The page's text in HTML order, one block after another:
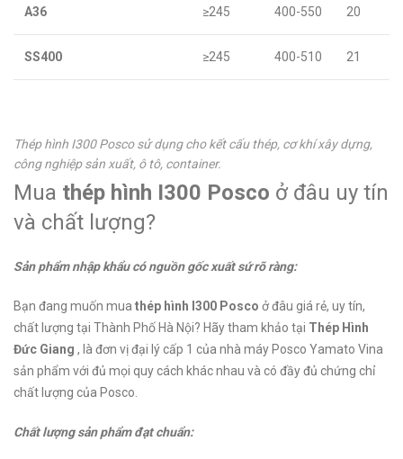
A36 ≥245 400-550 20
SS400 ≥245 400-510 21
Thép hình I300 Posco sử dụng cho kết cấu thép, cơ khí xây dựng,
công nghiệp sản xuất, ô tô, container.
Mua thép hình I300 Posco ở đâu uy tín
và chất lượng?
Sản phẩm nhập khẩu có nguồn gốc xuất sứ rõ ràng:
Bạn đang muốn mua thép hình I300 Posco ở đâu giá rẻ, uy tín,
chất lượng tại Thành Phố Hà Nội? Hãy tham khảo tại Thép Hình
Đức Giang , là đơn vị đại lý cấp 1 của nhà máy Posco Yamato Vina
sản phẩm với đủ mọi quy cách khác nhau và có đầy đủ chứng chỉ
chất lượng của Posco.
Chất lượng sản phẩm đạt chuẩn: